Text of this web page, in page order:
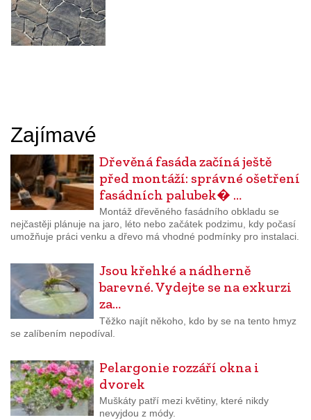
Zajímavé
Dřevěná fasáda začíná ještě
před montáží: správné ošetření
fasádních palubek� …
Montáž dřevěného fasádního obkladu se
nejčastěji plánuje na jaro, léto nebo začátek podzimu, kdy počasí
umožňuje práci venku a dřevo má vhodné podmínky pro instalaci.
Jsou křehké a nádherně
barevné. Vydejte se na exkurzi
za…
Těžko najít někoho, kdo by se na tento hmyz
se zalíbením nepodíval.
Pelargonie rozzáří okna i
dvorek
Muškáty patří mezi květiny, které nikdy
nevyjdou z módy.